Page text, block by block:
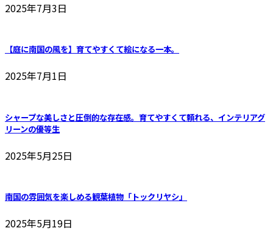
2025年7月3日
【庭に南国の風を】育てやすくて絵になる一本。
2025年7月1日
シャープな美しさと圧倒的な存在感。育てやすくて頼れる、インテリアグ
リーンの優等生
2025年5月25日
南国の雰囲気を楽しめる観葉植物「トックリヤシ」
2025年5月19日